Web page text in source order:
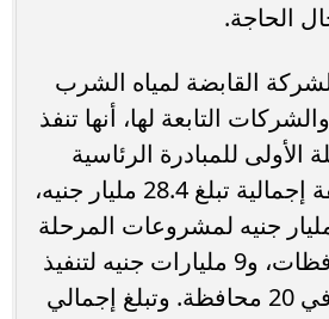
القابضة لمياه الشرب
التابعة لها، أنها تنفذ
للمبادرة الرئاسية
"حياة كريمة" بتكلفة إجمالية تبلغ 28.4 مليار جنيه،
تشمل 19.4 مليار جنيه لمشروعات المرحلة
الأولى في 10 محافظات، و9 مليارات جنيه لتنفيذ
الوصلات المنزلية في 20 محافظة. وتبلغ إجمالي